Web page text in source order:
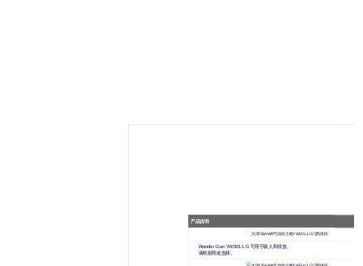
产品说明
Wonder Gun YW501-LG 可用于吸入和排放。
请根据用途选择。